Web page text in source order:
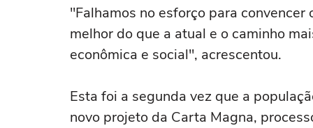
"Falhamos no esforço para
melhor do que a atual e o caminho
econômica e social", acrescentou.
Esta foi a segunda vez que a
novo projeto da Carta Magna,